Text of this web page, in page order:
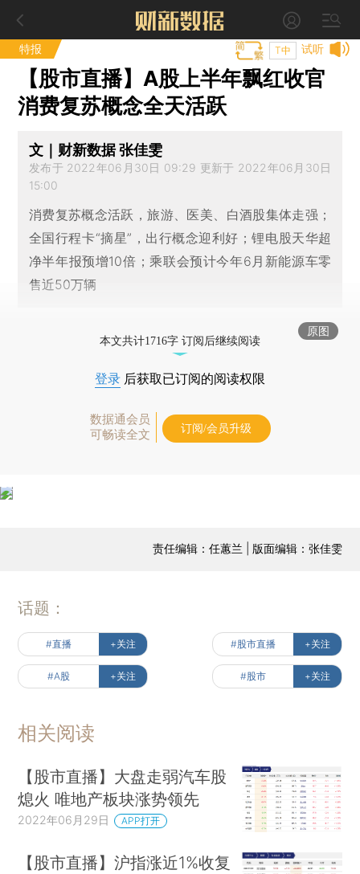
特报 试听
T中
【股市直播】A股上半年飘红收官
消费复苏概念全天活跃
文｜财新数据 张佳雯
发布于 2022年06月30日 09:29 更新于 2022年06月30日
15:00
消费复苏概念活跃，旅游、医美、白酒股集体走强；
全国行程卡“摘星”，出行概念迎利好；锂电股天华超
净半年报预增10倍；乘联会预计今年6月新能源车零
售近50万辆
原图
本文共计1716字 订阅后继续阅读
登录 后获取已订阅的阅读权限
数据通会员
可畅读全文
订阅/会员升级
责任编辑：任蕙兰 | 版面编辑：张佳雯
话题：
#直播 +关注 #股市直播 +关注
#A股 +关注 #股市 +关注
相关阅读
【股市直播】大盘走弱汽车股
熄火 唯地产板块涨势领先
2022年06月29日 APP打开
【股市直播】沪指涨近1%收复